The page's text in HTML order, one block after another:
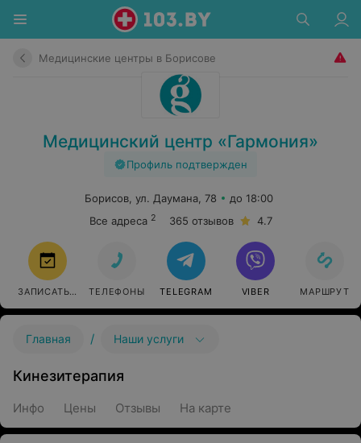
Медицинские центры в Борисове
Медицинский центр «Гармония»
Профиль подтвержден
Борисов, ул. Даумана, 78
до 18:00
Все адреса 2 365 отзывов 4.7
ЗАПИСАТЬСЯ ТЕЛЕФОНЫ TELEGRAM VIBER МАРШРУТ
Главная / Наши услуги
Кинезитерапия
Инфо Цены Отзывы На карте